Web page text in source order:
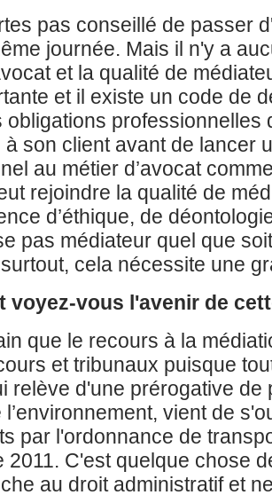
pas conseillé de passer
journée. Mais il n'y a
et la qualité de
et il existe un code de
obligations professionnelles
à son client avant de lancer
au métier d’avocat
rejoindre la qualité de
d’éthique, de
pas médiateur quel que
cela nécessite une
voyez-vous l'avenir de
que le recours à la
et tribunaux puisque
relève d'une prérogative
l’environnement, vient de
par l'ordonnance de
2011. C'est quelque chose
au droit administratif et